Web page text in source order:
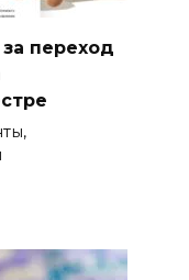
переход